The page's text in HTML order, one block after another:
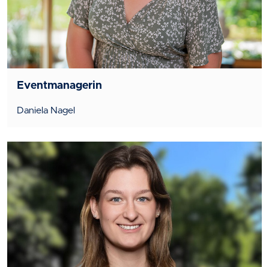
Eventmanagerin
Daniela Nagel